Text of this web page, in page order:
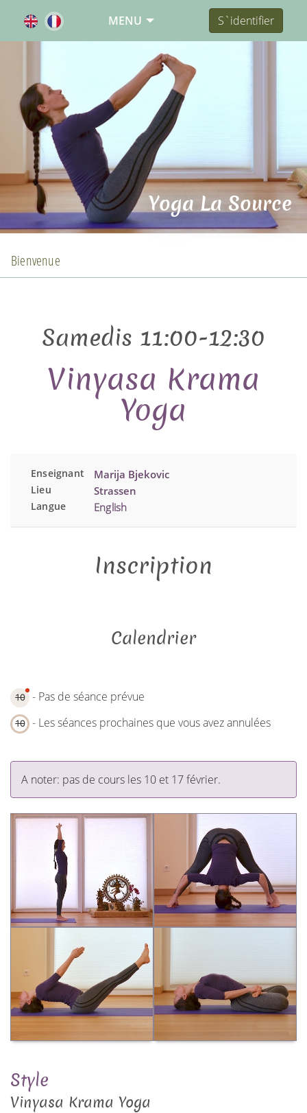
MENU S`identifier
Yoga La Source
Bienvenue
Samedis 11:00-12:30
Vinyasa Krama
Yoga
Enseignant Marija Bjekovic
Lieu Strassen
Langue English
Inscription
Calendrier
10 - Pas de séance prévue
10 - Les séances prochaines que vous avez annulées
A noter: pas de cours les 10 et 17 février.
Style
Vinyasa Krama Yoga